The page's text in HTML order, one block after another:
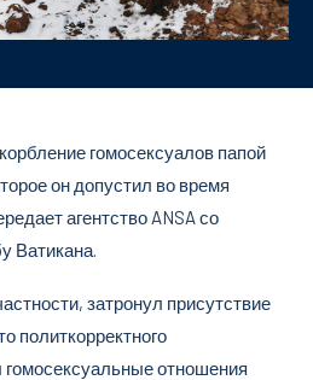
гомосексуалов папой
он допустил во время
агентство ANSA со
Ватикана.
затронул присутствие
политкорректного
отношения